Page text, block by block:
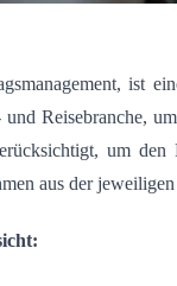
ist
Reisebranche,
um
aus der